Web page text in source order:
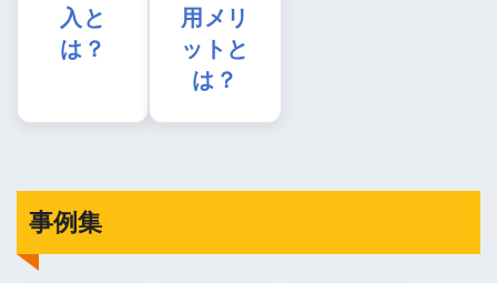
入と
は？
用メリ
ットと
は？
事例集